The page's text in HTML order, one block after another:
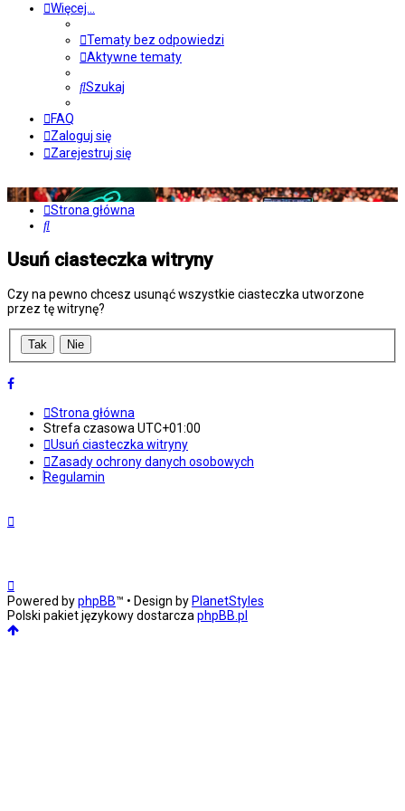
Więcej…
Tematy bez odpowiedzi
Aktywne tematy
Szukaj
FAQ
Zaloguj się
Zarejestruj się
Strona główna
Szukaj
Usuń ciasteczka witryny
Czy na pewno chcesz usunąć wszystkie ciasteczka utworzone
przez tę witrynę?
Strona główna
Strefa czasowaUTC+01:00
Usuń ciasteczka witryny
Zasady ochrony danych osobowych
Regulamin
Powered byphpBB™ • Design by PlanetStyles
Polski pakiet językowy dostarczaphpBB.pl